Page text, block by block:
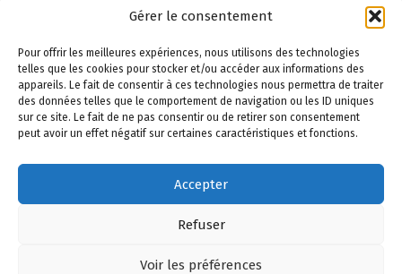
Gérer le consentement
Pour offrir les meilleures expériences, nous utilisons des technologies
telles que les cookies pour stocker et/ou accéder aux informations des
appareils. Le fait de consentir à ces technologies nous permettra de traiter
des données telles que le comportement de navigation ou les ID uniques
sur ce site. Le fait de ne pas consentir ou de retirer son consentement
peut avoir un effet négatif sur certaines caractéristiques et fonctions.
Accepter
Refuser
Voir les préférences
A propos de Safe Shooting
Politique de cookies
Contactez-nous